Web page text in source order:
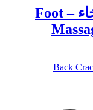
• جهاز تدليك القدم والاسترخاء – Foot